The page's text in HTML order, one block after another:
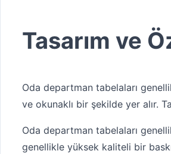
Tasarım ve
Oda departman tabelaları
ve okunaklı bir şekilde yer alır.
Oda departman tabelaları
genellikle yüksek kaliteli bir